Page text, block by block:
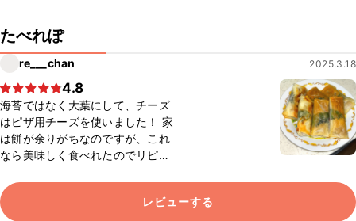
たべれぽ
re___chan 2025.3.18
4.8
海苔ではなく大葉にして、チーズ
はピザ用チーズを使いました！ 家
は餅が余りがちなのですが、これ
なら美味しく食べれたのでリピ確
らい前に冷蔵庫から出しておいた
方がいいです！！
レビューする